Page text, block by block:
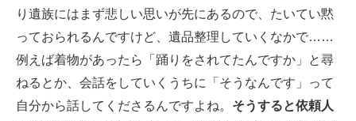
り遺族にはまず悲しい思いが先にあるので、たいてい黙
っておられるんですけど、遺品整理していくなかで……
例えば着物があったら「踊りをされてたんですか」と尋
ねるとか、会話をしていくうちに「そうなんです」って
自分から話してくださるんですよね。 そうすると依頼人